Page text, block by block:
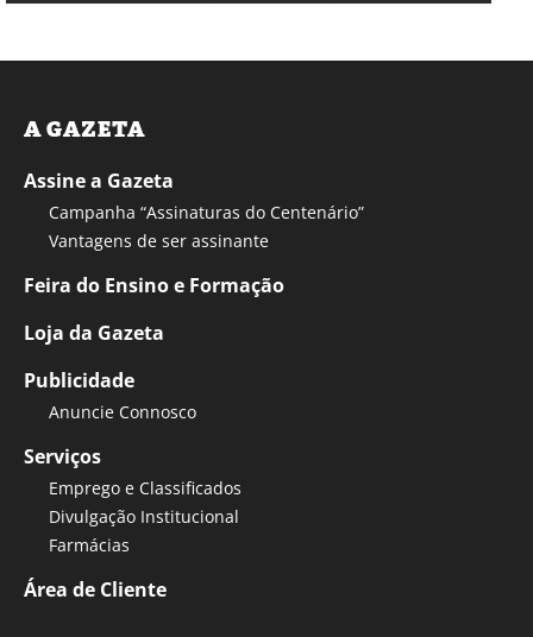
A GAZETA
Assine a Gazeta
Campanha “Assinaturas do Centenário”
Vantagens de ser assinante
Feira do Ensino e Formação
Loja da Gazeta
Publicidade
Anuncie Connosco
Serviços
Emprego e Classificados
Divulgação Institucional
Farmácias
Área de Cliente